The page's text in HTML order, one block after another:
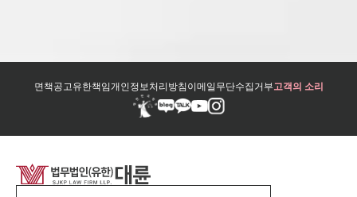
면책공고유한책임개인정보처리방침이메일무단수집거부고객의 소리